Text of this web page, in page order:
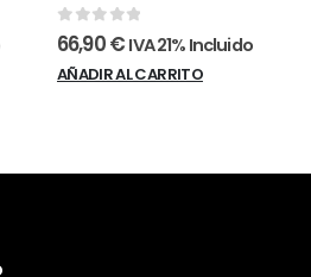
0out of 5
66,90€ IVA 21% Incluido
AÑADIR AL CARRITO